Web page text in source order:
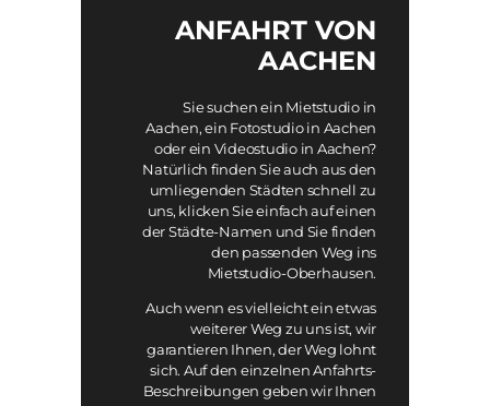
ANFAHRT VON
AACHEN
Sie suchen ein Mietstudio in
Aachen, ein Fotostudio in Aachen
oder ein Videostudio in Aachen?
Natürlich finden Sie auch aus den
umliegenden Städten schnell zu
uns, klicken Sie einfach auf einen
der Städte-Namen und Sie finden
den passenden Weg ins
Mietstudio-Oberhausen.
Auch wenn es vielleicht ein etwas
weiterer Weg zu uns ist, wir
garantieren Ihnen, der Weg lohnt
sich. Auf den einzelnen Anfahrts-
Beschreibungen geben wir Ihnen